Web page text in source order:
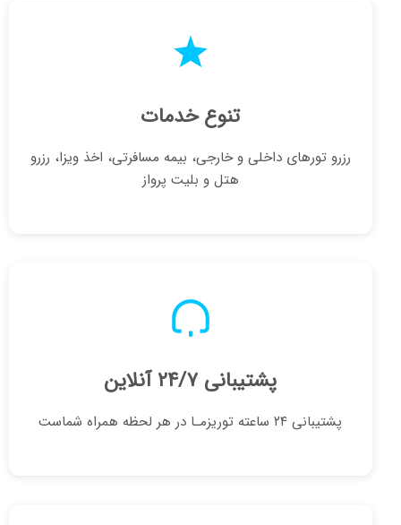
تنوع خدمات
رزرو تورهای داخلی و خارجی، بیمه مسافرتی، اخذ ویزا، رزرو
هتل و بلیت پرواز
پشتیبانی ۲۴/۷ آنلاین
پشتیبانی ۲۴ ساعته توریزمـا در هر لحظه همراه شماست